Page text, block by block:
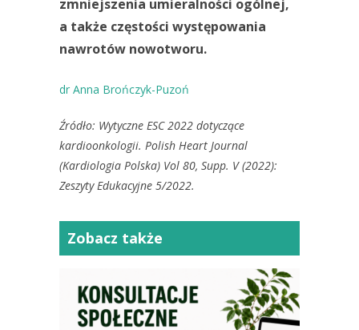
zmniejszenia umieralności ogólnej,
a także częstości występowania
nawrotów nowotworu.
dr Anna Brończyk-Puzoń
Źródło: Wytyczne ESC 2022 dotyczące
kardioonkologii. Polish Heart Journal
(Kardiologia Polska) Vol 80, Supp. V (2022):
Zeszyty Edukacyjne 5/2022.
Zobacz także